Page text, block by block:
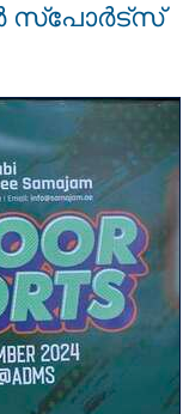
സ്പോർട്സ്